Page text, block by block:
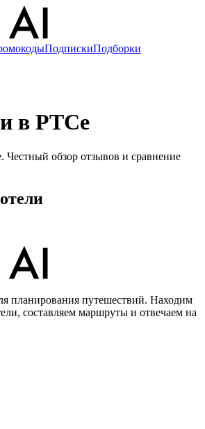
ПодпискиПодборки
в РТСе
Честный обзор отзывов и сравнение
планирования путешествий. Находим
составляем маршруты и отвечаем на